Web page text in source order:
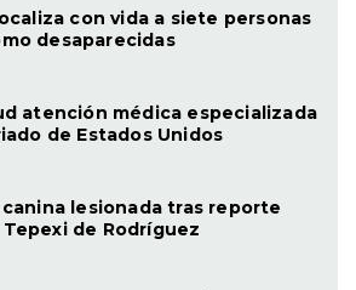
con vida a siete personas
desaparecidas
atención médica especializada
de Estados Unidos
canina lesionada tras reporte
de Rodríguez